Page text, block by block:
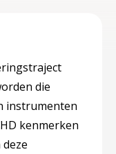
die
instrumenten
kenmerken